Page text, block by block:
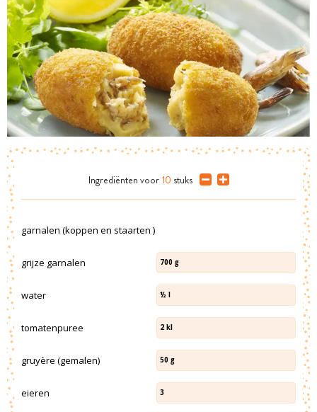
Ingrediënten voor 10 stuks
garnalen (koppen en staarten )
grijze garnalen 700 g
water ½ l
tomatenpuree 2 kl
gruyère (gemalen) 50 g
eieren 3